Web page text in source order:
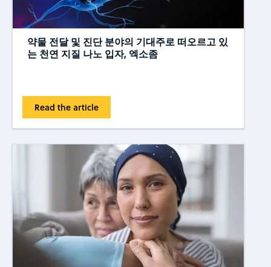
약물 전달 및 진단 분야의 기대주로 떠오르고 있
는 천연 지질 나노 입자, 엑소좀
Read the article